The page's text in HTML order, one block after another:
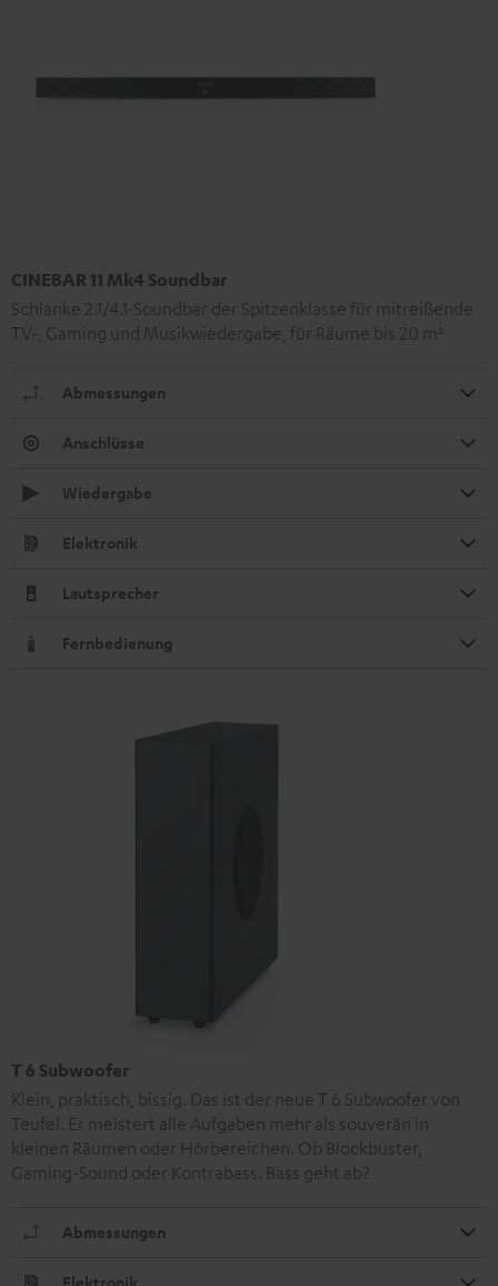
CINEBAR 11 Mk4 Soundbar
Schlanke 2.1/4.1-Soundbar der Spitzenklasse für mitreißende
TV-, Gaming und Musikwiedergabe, für Räume bis 20 m²
Abmessungen
Anschlüsse
Wiedergabe
Elektronik
Lautsprecher
Fernbedienung
T 6 Subwoofer
Klein, praktisch, bissig. Das ist der neue T 6 Subwoofer von
Teufel. Er meistert alle Aufgaben mehr als souverän in
kleinen Räumen oder Hörbereichen. Ob Blockbuster,
Gaming-Sound oder Kontrabass. Bass geht ab?
Abmessungen